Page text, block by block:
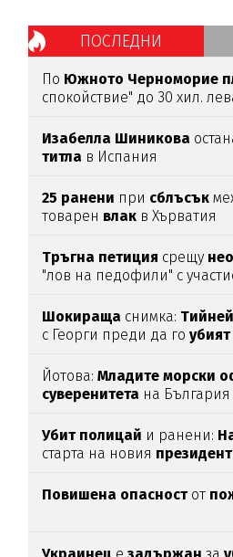
ПОСЛЕДНИ
По Южното Черноморие
спокойствие" до 30 хил.
Изабелла Шиникова
титла в Испания
25 ранени при сблъсък
товарен влак в Хърватия
Тръгна петиция срещу
"лов на педофили" с
Шокираща снимка:
с Георги преди да гоубият
Йотова:Младите морски
суверенитета на България
Убит полицай и ранени:
старта на новия президент
Повишена опасностот